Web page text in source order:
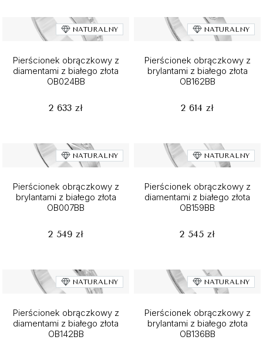
NATURALNY
Pierścionek obrączkowy z
diamentami z białego złota
OB024BB
2 633 zł
NATURALNY
Pierścionek obrączkowy z
brylantami z białego złota
OB162BB
2 614 zł
NATURALNY
Pierścionek obrączkowy z
brylantami z białego złota
OB007BB
2 549 zł
NATURALNY
Pierścionek obrączkowy z
diamentami z białego złota
OB159BB
2 545 zł
NATURALNY
Pierścionek obrączkowy z
diamentami z białego złota
OB142BB
NATURALNY
Pierścionek obrączkowy z
brylantami z białego złota
OB136BB